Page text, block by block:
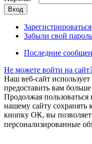
Зарегистрироваться
Забыли свой
Последние
Не можете войти на
Наш веб-сайт
предоставить вам
Продолжая
нашему сайту сохранять
кнопку ОК, вы
персонализированные